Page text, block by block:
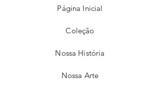
Página Inicial
Coleção
Nossa História
Nossa Arte